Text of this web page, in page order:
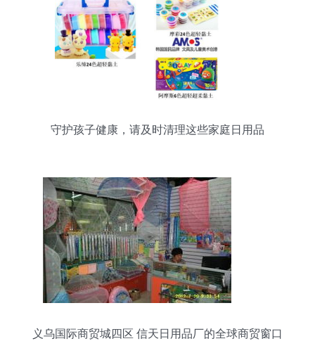
守护孩子健康，请及时清理这些家庭日用品
义乌国际商贸城四区 信天日用品厂的全球商贸窗口